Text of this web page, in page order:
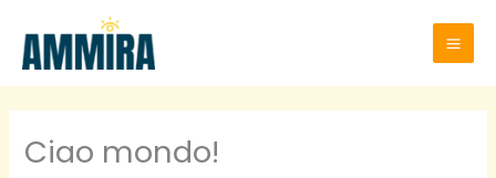
contenuto
Ciao mondo!